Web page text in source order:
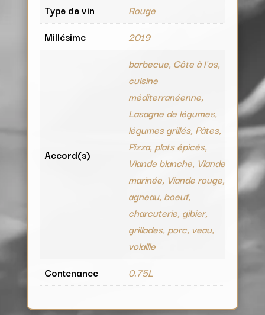
Type de vin
Rouge
Millésime
2019
Accord(s)
barbecue, Côte à l'os,
cuisine
méditerranéenne,
Lasagne de légumes,
légumes grillés, Pâtes,
Pizza, plats épicés,
Viande blanche, Viande
marinée, Viande rouge,
agneau, boeuf,
charcuterie, gibier,
grillades, porc, veau,
volaille
Contenance
0.75L